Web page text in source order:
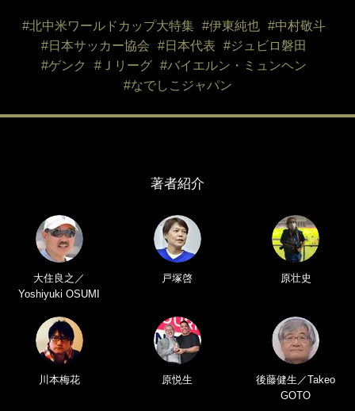
#北中米ワールドカップ大特集 #伊東純也
#中村敬斗
#日本サッカー協会
#日本代表
#ジュビロ磐田
#ゲンク
#Ｊリーグ
#バイエルン・ミュンヘン
#なでしこジャパン
著者紹介
大住良之／
Yoshiyuki OSUMI
戸塚啓 原壮史
川本梅花 原悦生
後藤健生／Takeo
GOTO